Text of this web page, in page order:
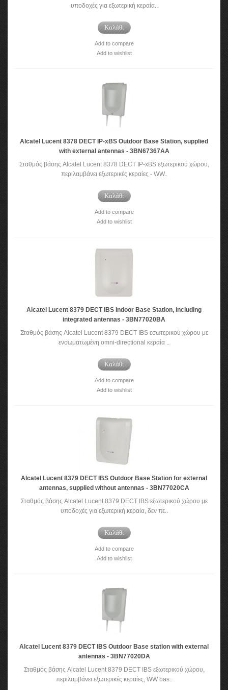
υποδοχές για εξωτερική κεραία..
Καλάθι
Add to compare
Add to wishlist
Alcatel Lucent 8378 DECT IP-xBS Outdoor Base Station, supplied
with external antennas - 3BN67367AA
Σταθμός βάσης Alcatel Lucent 8378 DECT IP-xBS εξωτερικού χώρου,
περιλαμβάνει εξωτερικές κεραίες - WW..
Καλάθι
Add to compare
Add to wishlist
Alcatel Lucent 8379 DECT IBS Indoor Base Station, including
integrated antennas - 3BN77020BA
Σταθμός βάσης Alcatel Lucent 8379 DECT IBS εσωτερικού χώρου με
ενσωματωμένη omni-directional κεραία ..
Καλάθι
Add to compare
Add to wishlist
Alcatel Lucent 8379 DECT IBS Outdoor Base Station for external
antennas, supplied without antennas - 3BN77020CA
Σταθμός βάσης Alcatel Lucent 8379 DECT IBS εξωτερικού χώρου με
υποδοχές για εξωτερική κεραία, δεν πε..
Καλάθι
Add to compare
Add to wishlist
Alcatel Lucent 8379 DECT IBS Outdoor Base station with external
antennas - 3BN77020DA
Σταθμός βάσης Alcatel Lucent 8379 DECT IBS εξωτερικού χώρου,
περιλαμβάνει εξωτερικές κεραίες, WW bas..